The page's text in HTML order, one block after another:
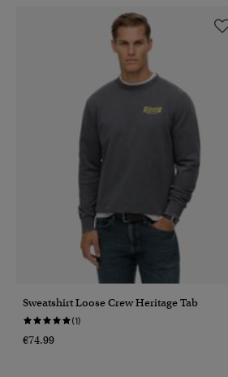
Sweatshirt Loose Crew Heritage Tab
(1)
€74.99